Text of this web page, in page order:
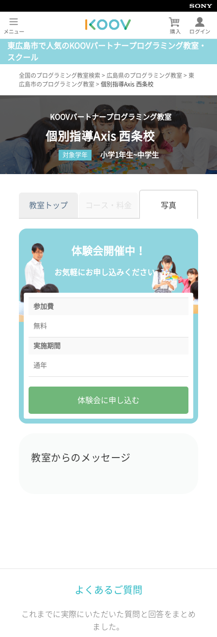
東広島市で人気のKOOVパートナープログラミング教室・
スクール
全国のプログラミング教室検索 > 広島県のプログラミング教室 > 東
広島市のプログラミング教室 > 個別指導Axis 西条校
KOOVパートナープログラミング教室
個別指導Axis 西条校
対象学年 小学1年生~中学生
教室トップ コース・料金 写真
体験会開催中！
お気軽にお申し込みください。
参加費
無料
実施期間
通年
体験会に申し込む
教室からのメッセージ
よくあるご質問
これまでに実際にいただいた質問と回答をまとめ
ました。